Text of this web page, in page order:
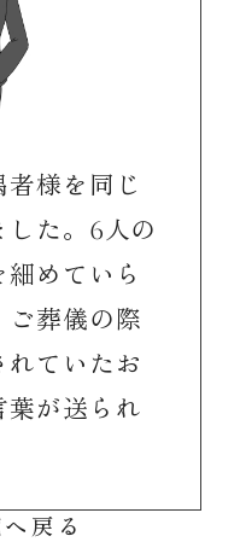
様を同じ
た。6人の
めていら
ご葬儀の際
れていたお
葉が送られ
戻る